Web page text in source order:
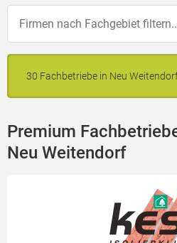
30 Fachbetriebe in Neu
Premium
Neu Weitendorf